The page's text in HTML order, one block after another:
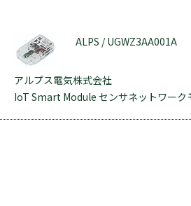
ALPS / UGWZ3AA001A
アルプス電気株式会社
IoT Smart Module センサネットワーク